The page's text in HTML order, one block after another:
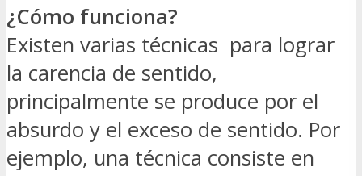
¿Cómo funciona?
Existen varias técnicas para lograr
la carencia de sentido,
principalmente se produce por el
absurdo y el exceso de sentido. Por
ejemplo, una técnica consiste en